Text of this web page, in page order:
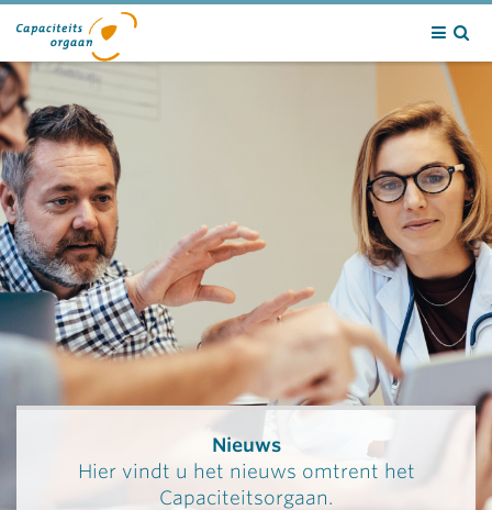
Nieuws
Hier vindt u het nieuws omtrent het
Capaciteitsorgaan.